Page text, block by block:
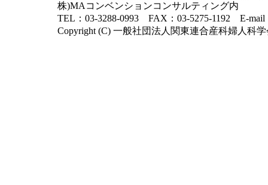
株)MAコンベンションコンサルティング内
TEL：03-3288-0993 FAX：03-5275-1192 E-mail
Copyright (C) 一般社団法人関東連合産科婦人科